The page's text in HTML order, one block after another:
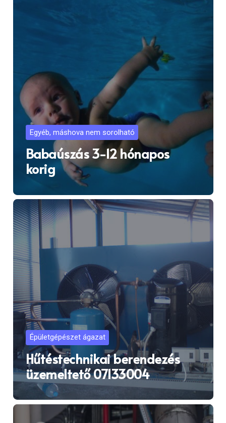
Egyéb, máshova nem sorolható
Babaúszás 3-12 hónapos
korig
Épületgépészet ágazat
Hűtéstechnikai berendezés
üzemeltető 07133004